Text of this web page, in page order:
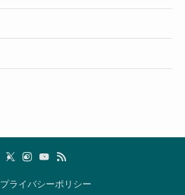
プライバシーポリシー